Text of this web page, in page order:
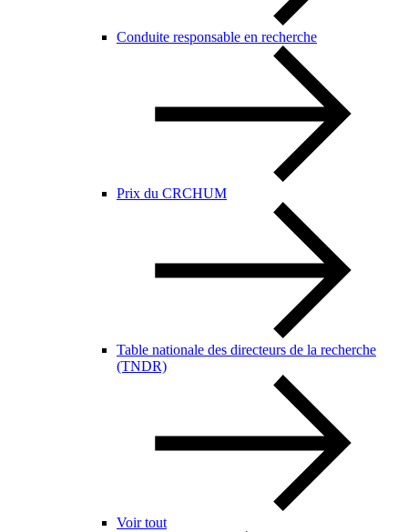
Conduite responsable en recherche
Prix du CRCHUM
Table nationale des directeurs de la recherche
(TNDR)
Voir tout